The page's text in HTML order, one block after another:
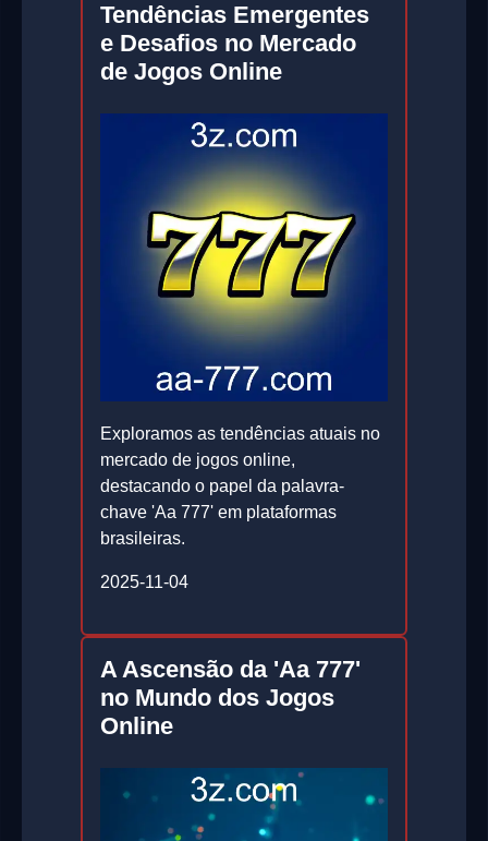
Tendências Emergentes
e Desafios no Mercado
de Jogos Online
Exploramos as tendências atuais no
mercado de jogos online,
destacando o papel da palavra-
chave 'Aa 777' em plataformas
brasileiras.
2025-11-04
A Ascensão da 'Aa 777'
no Mundo dos Jogos
Online